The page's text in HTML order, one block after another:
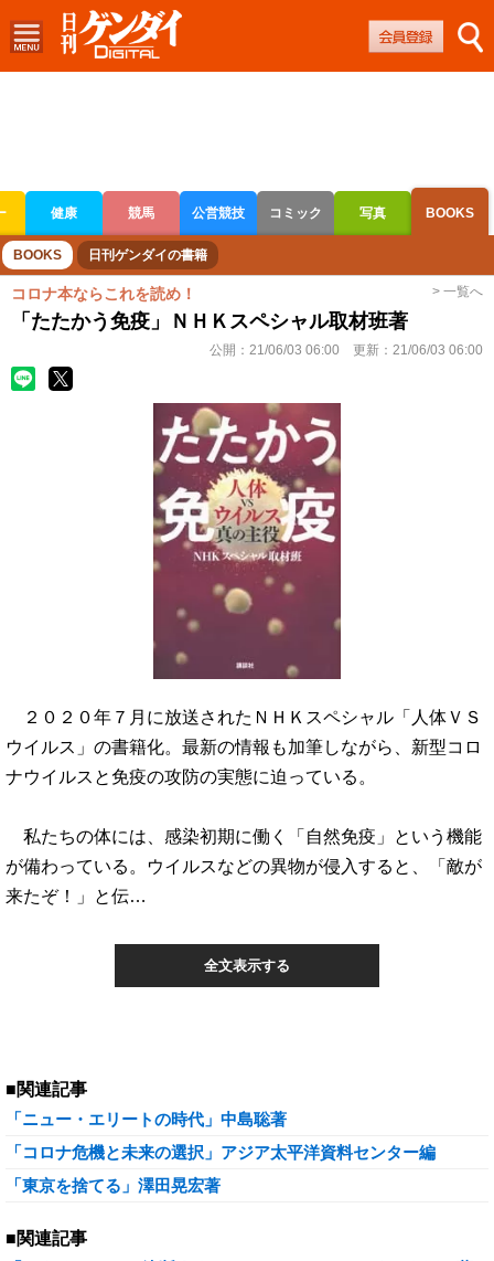
健康 競馬 公営競技 コミック 写真 BOOKS
ボートレース 競輪 オートレース
BOOKS 日刊ゲンダイの書籍
コロナ本ならこれを読め！ > 一覧へ
「たたかう免疫」ＮＨＫスペシャル取材班著
公開： 21/06/03 06:00 更新： 21/06/03 06:00
２０２０年７月に放送されたＮＨＫスペシャル「人体ＶＳ
ウイルス」の書籍化。最新の情報も加筆しながら、新型コロ
ナウイルスと免疫の攻防の実態に迫っている。
私たちの体には、感染初期に働く「自然免疫」という機能
が備わっている。ウイルスなどの異物が侵入すると、「敵が
来たぞ！」と伝…
全文表示する
■関連記事
「ニュー・エリートの時代」中島聡著
「コロナ危機と未来の選択」アジア太平洋資料センター編
「東京を捨てる」澤田晃宏著
■関連記事